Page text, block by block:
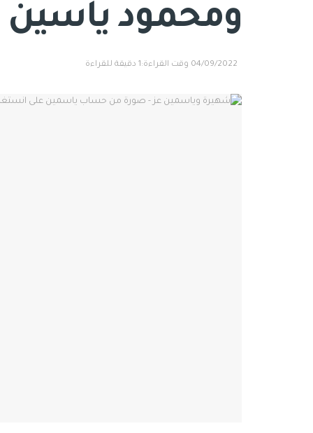
ومحمود ياسين
04/09/2022 وقت القراءة:1 دقيقة للقراءة